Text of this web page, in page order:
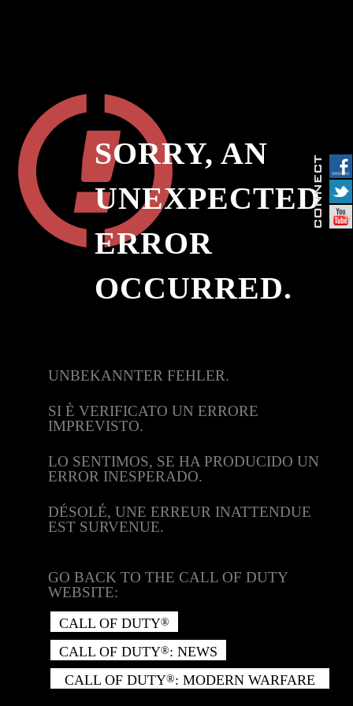
SORRY, AN
UNEXPECTED
ERROR
OCCURRED.
UNBEKANNTER FEHLER.
SI È VERIFICATO UN ERRORE
IMPREVISTO.
LO SENTIMOS, SE HA PRODUCIDO UN
ERROR INESPERADO.
DÉSOLÉ, UNE ERREUR INATTENDUE
EST SURVENUE.
GO BACK TO THE CALL OF DUTY
WEBSITE:
CALL OF DUTY®
CALL OF DUTY®: NEWS
CALL OF DUTY®: MODERN WARFARE